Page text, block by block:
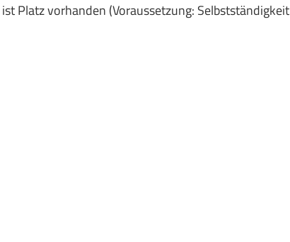
ist Platz vorhanden (Voraussetzung: Selbstständigkeit